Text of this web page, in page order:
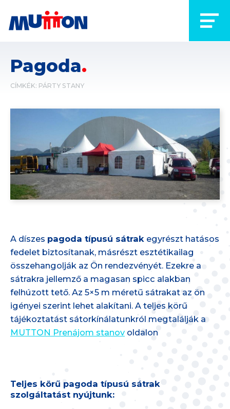
Pagoda
CÍMKÉK: PÁRTY STANY
A díszes pagoda típusú sátrak egyrészt hatásos
fedelet biztosítanak, másrészt esztétikailag
összehangolják az Ön rendezvényét. Ezekre a
sátrakra jellemző a magasan spicc alakban
felhúzott tető. Az 5×5 m méretű sátrakat az ön
igényei szerint lehet alakítani. A teljes körű
tájékoztatást sátorkínálatunkról megtalálják a
MUTTON Prenájom stanov oldalon
Teljes körű pagoda típusú sátrak
szolgáltatást nyújtunk: